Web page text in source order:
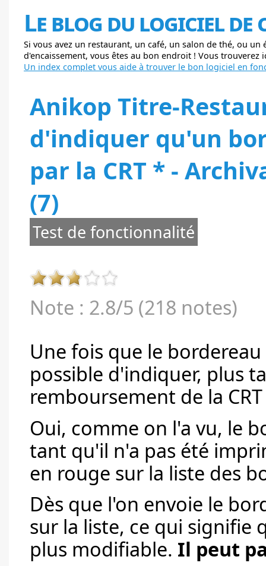
Le blog du logiciel de
Si vous avez un restaurant, un café, un salon de thé, ou
d'encaissement, vous êtes au bon endroit ! Vous
Un index complet vous aide à trouver le bon logiciel en
Anikop Titre-
d'indiquer qu'un
par la CRT * -
(7)
Test de fonctionnalité
Note : 2.8/5 (218 notes)
Une fois que le bordereau
possible d'indiquer, plus
remboursement de la
Oui, comme on l'a vu, le
tant qu'il n'a pas été
en rouge sur la liste des
Dès que l'on envoie le
sur la liste, ce qui signifie
plus modifiable. Il peut